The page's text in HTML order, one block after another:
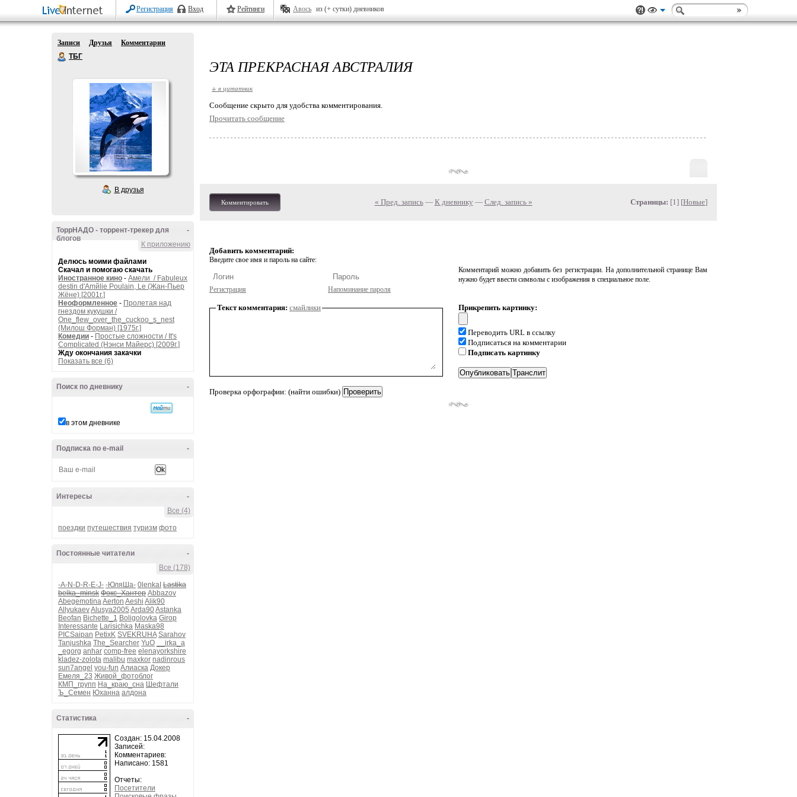
Регистрация Вход Рейтинги Авось из (+ сутки) дневников
Записи Друзья
Комментарии
ТБГ
В друзья
-
ТоррНАДО - торрент-трекер для
блогов
К приложению
Делюсь моими файлами
Скачал и помогаю скачать
Иностранное кино - Амели / Fabuleux
destin d'Amйlie Poulain, Le (Жан-Пьер
Жёне) [2001г.]
Неоформленное - Пролетая над
гнездом кукушки /
One_flew_over_the_cuckoo_s_nest
(Милош Форман) [1975г.]
Комедии - Простые сложности / It's
Complicated (Нэнси Майерс) [2009г.]
Жду окончания закачки
Показать все (6)
-
Поиск по дневнику
в этом дневнике
-
Подписка по e-mail
-
Интересы
Все (4)
поездки путешествия туризм фото
-
Постоянные читатели
Все (178)
-A-N-D-R-E-J- -ЮляШа- 0lenkaI Lastika
belka_minsk Фокс_Хантер Abbazov
AbegemotinaAerton Aeshi Alik90
AllyukaevAlusya2005 Arda90Astanka
Beofan Bichette_1 Boligolovka Girop
Interessante Larisichka Maska98
PICSaipan PetixK SVEKRUHA Sarahov
Tanjushka The_Searcher YuO
__irka_a
_egorg anhar comp-free elenayorkshire
kladez-zolota malibu maxkor nadinrous
sun7angel you-fun Алиаска Докер
Емеля_23 Живой_фотоблог
КМП_групп На_краю_сна Шефтали
Ъ_Семен Юханна алдона
-
Статистика
Создан: 15.04.2008
Записей:
Комментариев:
Написано: 1581
Отчеты:
Посетители
ЭТА ПРЕКРАСНАЯ АВСТРАЛИЯ
+ в цитатник
Cообщение скрыто для удобства комментирования.
Прочитать сообщение
Комментировать « Пред. запись— К дневнику — След. запись » Страницы: [1] [Новые]
Добавить комментарий:
Введите свое имя и пароль на сайте:
Регистрация Напоминание пароля
Комментарий можно добавить без регистрации. На дополнительной странице Вам
нужно будет ввести символы с изображения в специальное поле.
Текст комментария: смайлики
Проверка орфографии: (найти ошибки)
Прикрепить картинку:
Переводить URL в ссылку
Подписаться на комментарии
Подписать картинку